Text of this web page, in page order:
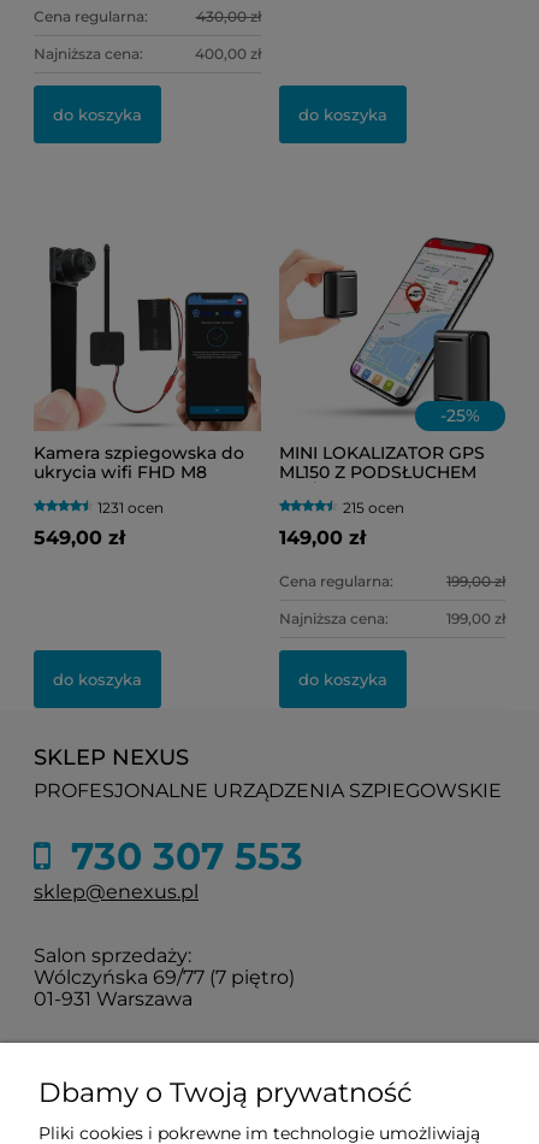
Cena regularna: 430,00 zł
Najniższa cena: 400,00 zł
do koszyka do koszyka
Kamera szpiegowska do
ukrycia wifi FHD M8
żywo + Detekcja Ruchu )
1231 ocen
549,00 zł
do koszyka
-25%
MINI LOKALIZATOR GPS
ML150 Z PODSŁUCHEM
(HERMETYCZNY) DO
TOREBKI LUB
SAMOCHODU
215 ocen
149,00 zł
Cena regularna: 199,00 zł
Najniższa cena: 199,00 zł
do koszyka
SKLEP NEXUS
PROFESJONALNE URZĄDZENIA SZPIEGOWSKIE
730 307 553
sklep@enexus.pl
Salon sprzedaży:
Wólczyńska 69/77 (7 piętro)
01-931 Warszawa
Dbamy o Twoją prywatność
Pliki cookies i pokrewne im technologie umożliwiają